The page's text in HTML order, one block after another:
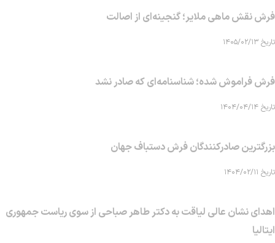
فرش نقش ماهی‌ ملایر؛ گنجینه‌ای از اصالت
تاریخ ۱۴۰۵/۰۲/۱۳
فرش فراموش شده؛ شناسنامه‌ای که صادر نشد
تاریخ ۱۴۰۴/۰۴/۱۴
بزرگترین صادرکنندگان فرش دستباف جهان
تاریخ ۱۴۰۴/۰۲/۱۱
اهدای نشان عالی لیاقت به دکتر طاهر صباحی از سوی ریاست جمهوری
ایتالیا